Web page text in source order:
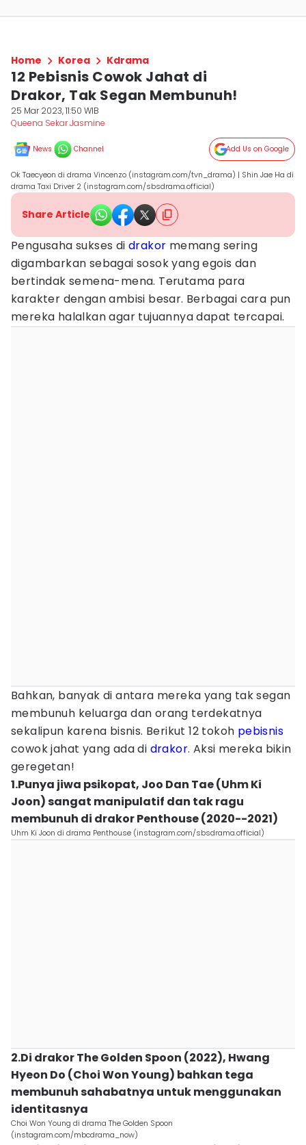
Home Korea Kdrama
12 Pebisnis Cowok Jahat di
Drakor, Tak Segan Membunuh!
25 Mar 2023, 11:50 WIB
Queena Sekar Jasmine
News Channel Add Us on Google
Ok Taecyeon di drama Vincenzo (instagram.com/tvn_drama) | Shin Jae Ha di
drama Taxi Driver 2 (instagram.com/sbsdrama.official)
Share Article
Pengusaha sukses di drakor memang sering
digambarkan sebagai sosok yang egois dan
bertindak semena-mena. Terutama para
karakter dengan ambisi besar. Berbagai cara pun
mereka halalkan agar tujuannya dapat tercapai.
Bahkan, banyak di antara mereka yang tak segan
membunuh keluarga dan orang terdekatnya
sekalipun karena bisnis. Berikut 12 tokoh pebisnis
cowok jahat yang ada di drakor. Aksi mereka bikin
geregetan!
1.Punya jiwa psikopat, Joo Dan Tae (Uhm Ki
Joon) sangat manipulatif dan tak ragu
membunuh di drakor Penthouse (2020--2021)
Uhm Ki Joon di drama Penthouse (instagram.com/sbsdrama.official)
2.Di drakor The Golden Spoon (2022), Hwang
Hyeon Do (Choi Won Young) bahkan tega
membunuh sahabatnya untuk menggunakan
identitasnya
Choi Won Young di drama The Golden Spoon
(instagram.com/mbcdrama_now)